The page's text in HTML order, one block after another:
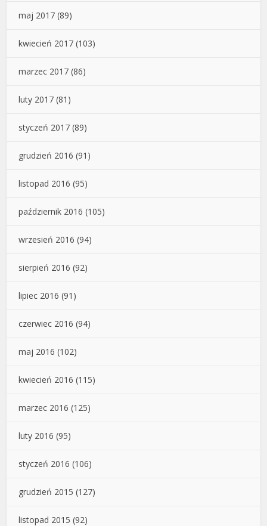
maj 2017 (89)
kwiecień 2017 (103)
marzec 2017 (86)
luty 2017 (81)
styczeń 2017 (89)
grudzień 2016 (91)
listopad 2016 (95)
październik 2016 (105)
wrzesień 2016 (94)
sierpień 2016 (92)
lipiec 2016 (91)
czerwiec 2016 (94)
maj 2016 (102)
kwiecień 2016 (115)
marzec 2016 (125)
luty 2016 (95)
styczeń 2016 (106)
grudzień 2015 (127)
listopad 2015 (92)